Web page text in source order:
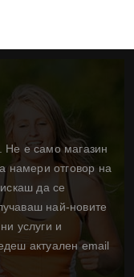
Не е само магазин
намери отговор на
да се
най-новите
услуги и
актуален email